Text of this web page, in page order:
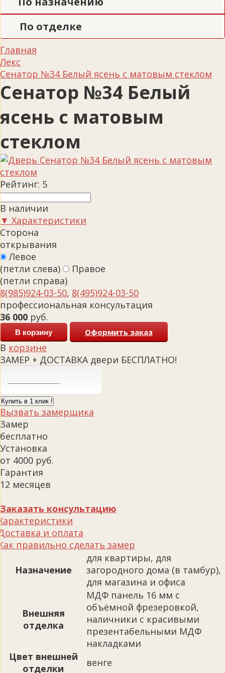
По отделке
Главная
Лекс
Сенатор №34 Белый ясень с матовым стеклом
Сенатор №34 Белый
ясень с матовым
стеклом
Рейтинг: 5
В наличии
▼ Характеристики
Сторона
открывания
Левое
(петли слева)
Правое
(петли справа)
8(985)924-03-50, 8(495)924-03-50
профессиональная консультация
36 000 руб.
В корзину Оформить заказ
В корзине
ЗАМЕР + ДОСТАВКА двери БЕСПЛАТНО!
Купить в 1 клик !
Вызвать замерщика
Замер
бесплатно
Установка
от 4000 руб.
Гарантия
12 месяцев
Заказать консультацию
и оплата
правильно сделать замер
Назначение
для квартиры, для
загородного дома (в тамбур),
для магазина и офиса
Внешняя
отделка
МДФ панель 16 мм с
объёмной фрезеровкой,
наличники с красивыми
презентабельными МДФ
накладками
Цвет внешней
отделки
венге